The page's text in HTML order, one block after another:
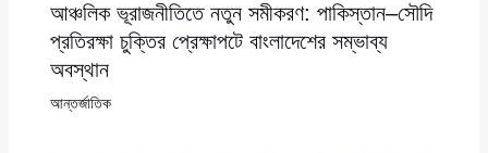
আঞ্চলিক ভূরাজনীতিতে নতুন সমীকরণ: পাকিস্তান–সৌদি
প্রতিরক্ষা চুক্তির প্রেক্ষাপটে বাংলাদেশের সম্ভাব্য
অবস্থান
আন্তর্জাতিক